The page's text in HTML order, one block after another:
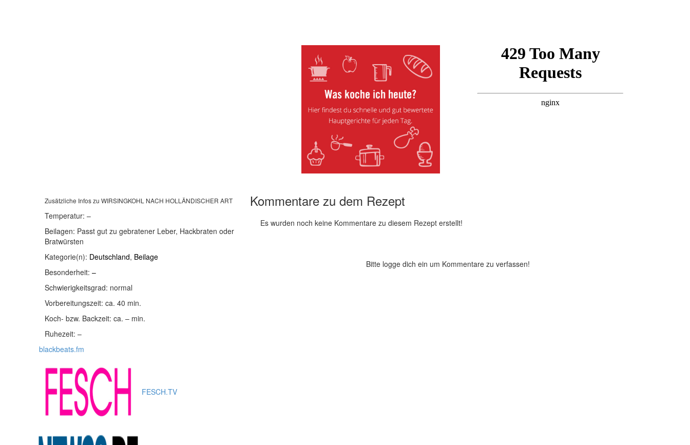
Zusätzliche Infos zu WIRSINGKOHL NACH HOLLÄNDISCHER ART
Temperatur: –
Beilagen: Passt gut zu gebratener Leber, Hackbraten oder
Bratwürsten
Kategorie(n): Deutschland, Beilage
Besonderheit: –
Schwierigkeitsgrad: normal
Vorbereitungszeit: ca. 40 min.
Koch- bzw. Backzeit: ca. – min.
Ruhezeit: –
Kommentare zu dem Rezept
Es wurden noch keine Kommentare zu diesem Rezept erstellt!
Bitte logge dich ein um Kommentare zu verfassen!
blackbeats.fm
FESCH.TV